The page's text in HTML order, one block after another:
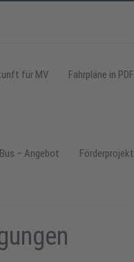
für MV Fahrpläne in PDF
– Angebot Förderprojekt